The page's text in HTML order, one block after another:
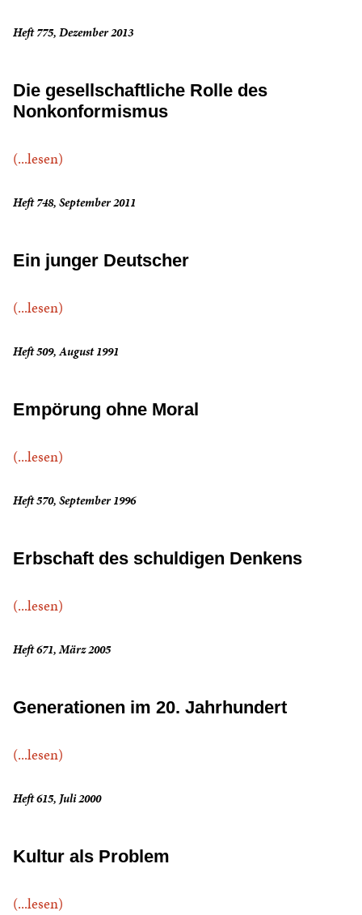
Heft 775, Dezember 2013
Die gesellschaftliche Rolle des
Nonkonformismus
(...lesen)
Heft 748, September 2011
Ein junger Deutscher
(...lesen)
Heft 509, August 1991
Empörung ohne Moral
(...lesen)
Heft 570, September 1996
Erbschaft des schuldigen Denkens
(...lesen)
Heft 671, März 2005
Generationen im 20. Jahrhundert
(...lesen)
Heft 615, Juli 2000
Kultur als Problem
(...lesen)